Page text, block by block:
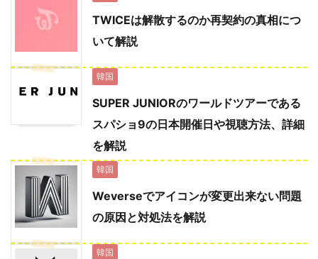
TWICEは解散するのか再契約の真相につ
いて解説
韓国
SUPER JUNIORのワールドツアーである
スパショ9の日本開催日や視聴方法、詳細
を解説
韓国
Weverseでアイコンが変更出来ない問題
の原因と対処法を解説
韓国